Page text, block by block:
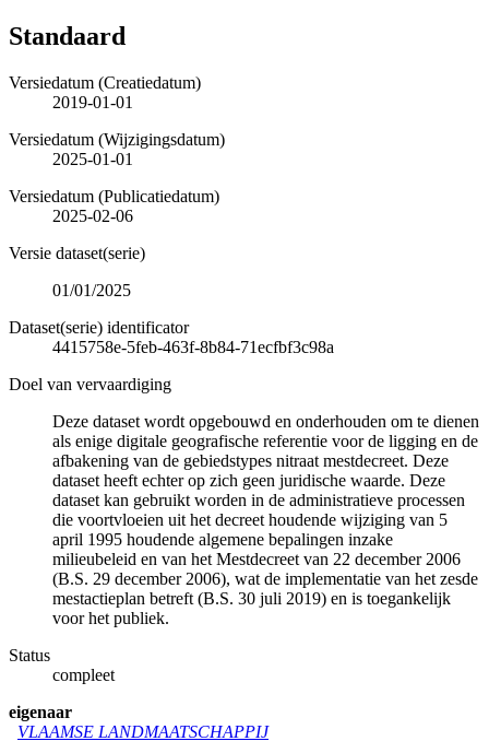
Standaard
Versiedatum (Creatiedatum)
2019-01-01
Versiedatum (Wijzigingsdatum)
2025-01-01
Versiedatum (Publicatiedatum)
2025-02-06
Versie dataset(serie)
01/01/2025
Dataset(serie) identificator
4415758e-5feb-463f-8b84-71ecfbf3c98a
Doel van vervaardiging
Deze dataset wordt opgebouwd en onderhouden om te dienen
als enige digitale geografische referentie voor de ligging en de
afbakening van de gebiedstypes nitraat mestdecreet. Deze
dataset heeft echter op zich geen juridische waarde. Deze
dataset kan gebruikt worden in de administratieve processen
die voortvloeien uit het decreet houdende wijziging van 5
april 1995 houdende algemene bepalingen inzake
milieubeleid en van het Mestdecreet van 22 december 2006
(B.S. 29 december 2006), wat de implementatie van het zesde
mestactieplan betreft (B.S. 30 juli 2019) en is toegankelijk
voor het publiek.
Status
compleet
eigenaar
VLAAMSE LANDMAATSCHAPPIJ